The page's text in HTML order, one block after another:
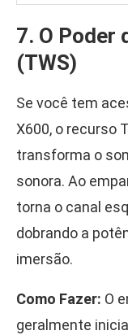
7. O Poder
(TWS)
Se você tem
X600, o recurso
transforma o
sonora. Ao
torna o canal
dobrando a
imersão.
Como Fazer: O
geralmente